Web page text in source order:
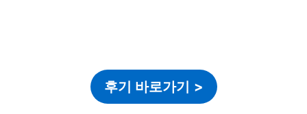
후기 바로가기 >